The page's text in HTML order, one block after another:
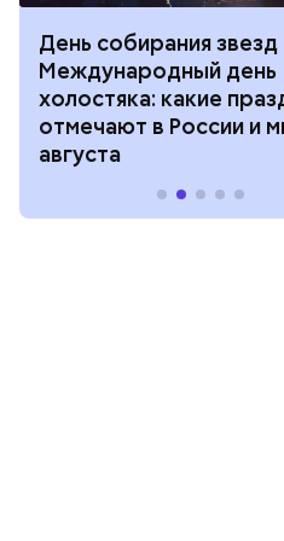
День собирания звезд
Международный день
холостяка: какие
отмечают в России и
августа